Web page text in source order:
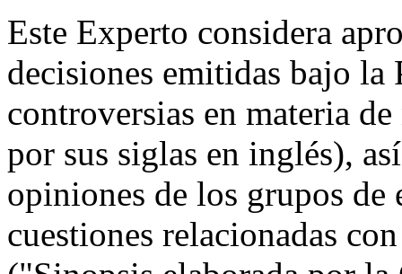
Este Experto considera
decisiones emitidas bajo
controversias en materia
por sus siglas en inglés),
opiniones de los grupos de
cuestiones relacionadas